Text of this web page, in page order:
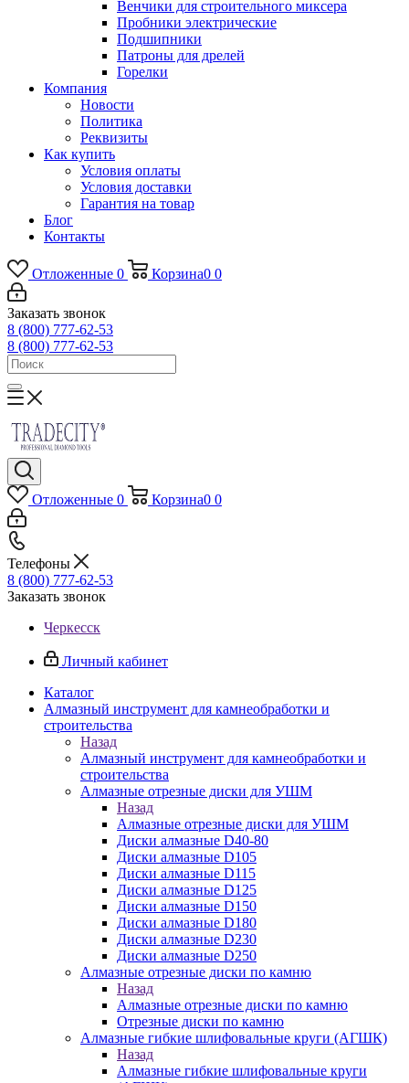
Венчики для строительного миксера
Пробники электрические
Подшипники
Патроны для дрелей
Горелки
Компания
Новости
Политика
Реквизиты
Как купить
Условия оплаты
Условия доставки
Гарантия на товар
Блог
Контакты
Отложенные 0 Корзина0 0
Заказать звонок
8 (800) 777-62-53
8 (800) 777-62-53
Отложенные 0 Корзина0 0
Телефоны
8 (800) 777-62-53
Заказать звонок
Черкесск
Личный кабинет
Каталог
Алмазный инструмент для камнеобработки и
строительства
Назад
Алмазный инструмент для камнеобработки и
строительства
Алмазные отрезные диски для УШМ
Назад
Алмазные отрезные диски для УШМ
Диски алмазные D40-80
Диски алмазные D105
Диски алмазные D115
Диски алмазные D125
Диски алмазные D150
Диски алмазные D180
Диски алмазные D230
Диски алмазные D250
Алмазные отрезные диски по камню
Назад
Алмазные отрезные диски по камню
Отрезные диски по камню
Алмазные гибкие шлифовальные круги (АГШК)
Назад
Алмазные гибкие шлифовальные круги